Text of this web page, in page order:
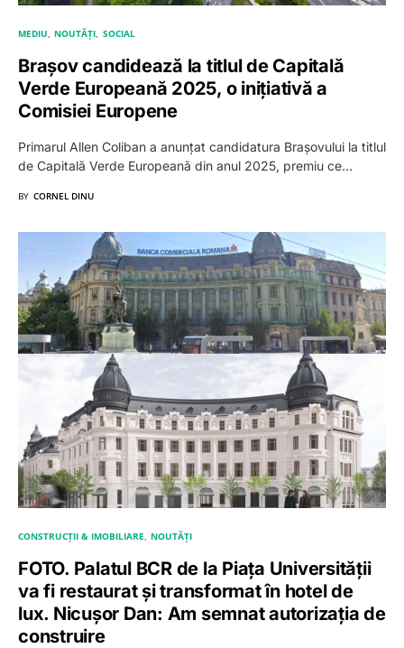
MEDIU NOUTĂȚI SOCIAL
Brașov candidează la titlul de Capitală
Verde Europeană 2025, o inițiativă a
Comisiei Europene
Primarul Allen Coliban a anunțat candidatura Brașovului la titlul
de Capitală Verde Europeană din anul 2025, premiu ce…
BY CORNEL DINU
CONSTRUCȚII & IMOBILIARE NOUTĂȚI
FOTO. Palatul BCR de la Piața Universității
va fi restaurat și transformat în hotel de
lux. Nicușor Dan: Am semnat autorizația de
construire